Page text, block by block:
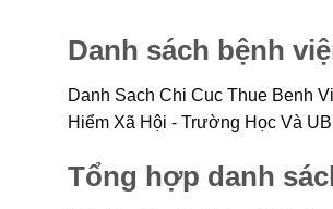
Danh sách bệnh
Danh Sach Chi Cuc Thue Benh
Hiểm Xã Hội - Trường Học Và
Tổng hợp danh